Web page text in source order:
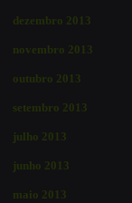
dezembro 2013
novembro 2013
outubro 2013
setembro 2013
julho 2013
junho 2013
maio 2013